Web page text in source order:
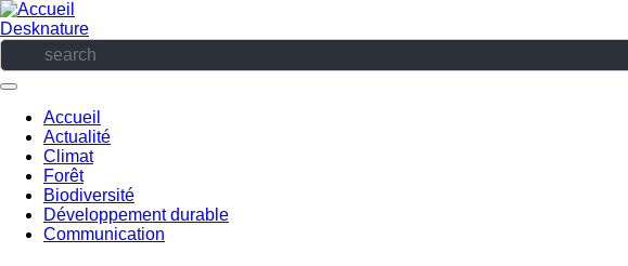
Aller
au
contenu
principal
Desknature
Navigation
principale
Accueil
Actualité
Climat
Forêt
Biodiversité
Développement durable
Communication